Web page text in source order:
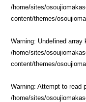
/home/sites/
content/themes/
Warning: Undefined array
/home/sites/
content/themes/
Warning: Attempt to read
/home/sites/